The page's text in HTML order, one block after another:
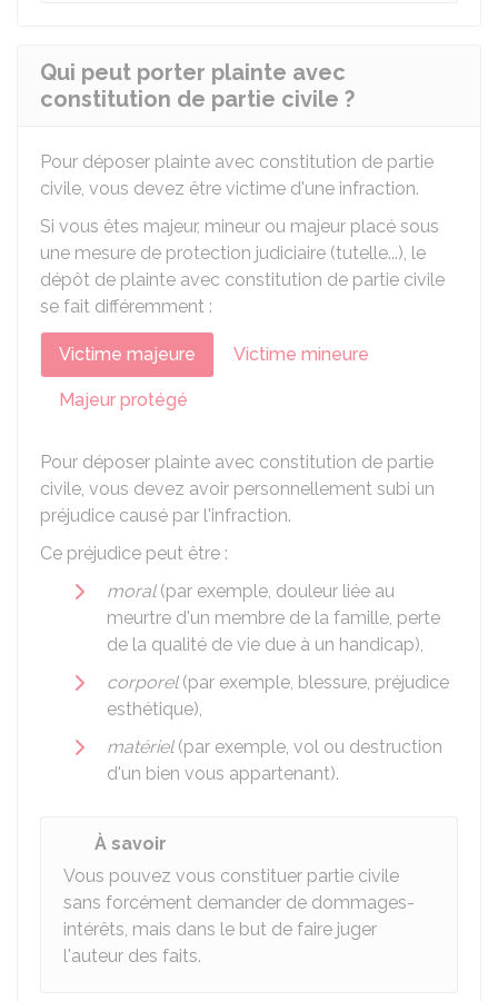
Qui peut porter plainte avec
constitution de partie civile ?
Pour déposer plainte avec constitution de partie
civile, vous devez être victime d'une infraction.
Si vous êtes majeur, mineur ou majeur placé sous
une mesure de protection judiciaire (tutelle...), le
dépôt de plainte avec constitution de partie civile
se fait différemment :
Victime majeure Victime mineure
Majeur protégé
Pour déposer plainte avec constitution de partie
civile, vous devez avoir personnellement subi un
préjudice causé par l'infraction.
Ce préjudice peut être :
moral(par exemple, douleur liée au
meurtre d'un membre de la famille, perte
de la qualité de vie due à un handicap),
corporel(par exemple, blessure, préjudice
esthétique),
matériel(par exemple, vol ou destruction
d'un bien vous appartenant).
À savoir
Vous pouvez vous constituer partie civile
sans forcément demander de dommages-
intérêts, mais dans le but de faire juger
l'auteur des faits.